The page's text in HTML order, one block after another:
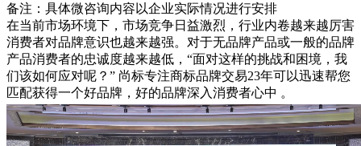
备注：具体微咨询内容以企业实际情况进行安排
在当前市场环境下，市场竞争日益激烈，行业内卷越来越厉害
消费者对品牌意识也越来越强。对于无品牌产品或一般的品牌
产品消费者的忠诚度越来越低，“面对这样的挑战和困境，我
们该如何应对呢？” 尚标专注商标品牌交易23年可以迅速帮您
匹配获得一个好品牌，好的品牌深入消费者心中 。